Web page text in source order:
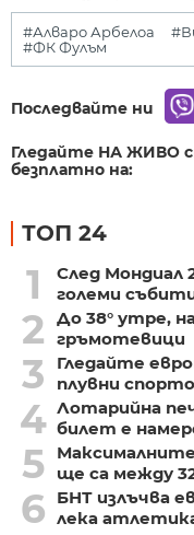
#Алваро Арбелоа
#ФК Фулъм
Последвайте ни
Гледайте НА ЖИВО
безплатно на:
ТОП 24
1
След Мондиал
големи
2
До 38° утре,
гръмотевици
3
Гледайте
плувни
4 Лотарийна
билет е
5
ще са между
6
БНТ излъчва
лека